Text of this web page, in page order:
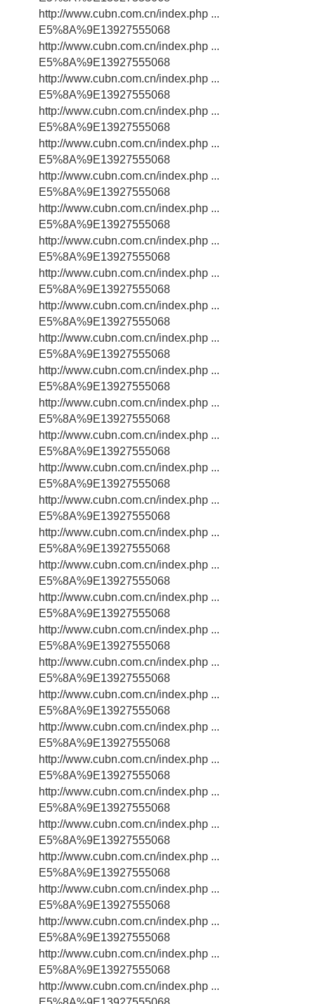
http://www.cubn.com.cn/index.php ...
E5%8A%9E13927555068
http://www.cubn.com.cn/index.php ...
E5%8A%9E13927555068
http://www.cubn.com.cn/index.php ...
E5%8A%9E13927555068
http://www.cubn.com.cn/index.php ...
E5%8A%9E13927555068
http://www.cubn.com.cn/index.php ...
E5%8A%9E13927555068
http://www.cubn.com.cn/index.php ...
E5%8A%9E13927555068
http://www.cubn.com.cn/index.php ...
E5%8A%9E13927555068
http://www.cubn.com.cn/index.php ...
E5%8A%9E13927555068
http://www.cubn.com.cn/index.php ...
E5%8A%9E13927555068
http://www.cubn.com.cn/index.php ...
E5%8A%9E13927555068
http://www.cubn.com.cn/index.php ...
E5%8A%9E13927555068
http://www.cubn.com.cn/index.php ...
E5%8A%9E13927555068
http://www.cubn.com.cn/index.php ...
E5%8A%9E13927555068
http://www.cubn.com.cn/index.php ...
E5%8A%9E13927555068
http://www.cubn.com.cn/index.php ...
E5%8A%9E13927555068
http://www.cubn.com.cn/index.php ...
E5%8A%9E13927555068
http://www.cubn.com.cn/index.php ...
E5%8A%9E13927555068
http://www.cubn.com.cn/index.php ...
E5%8A%9E13927555068
http://www.cubn.com.cn/index.php ...
E5%8A%9E13927555068
http://www.cubn.com.cn/index.php ...
E5%8A%9E13927555068
http://www.cubn.com.cn/index.php ...
E5%8A%9E13927555068
http://www.cubn.com.cn/index.php ...
E5%8A%9E13927555068
http://www.cubn.com.cn/index.php ...
E5%8A%9E13927555068
http://www.cubn.com.cn/index.php ...
E5%8A%9E13927555068
http://www.cubn.com.cn/index.php ...
E5%8A%9E13927555068
http://www.cubn.com.cn/index.php ...
E5%8A%9E13927555068
http://www.cubn.com.cn/index.php ...
E5%8A%9E13927555068
http://www.cubn.com.cn/index.php ...
E5%8A%9E13927555068
http://www.cubn.com.cn/index.php ...
E5%8A%9E13927555068
http://www.cubn.com.cn/index.php ...
E5%8A%9E13927555068
http://www.cubn.com.cn/index.php ...